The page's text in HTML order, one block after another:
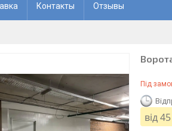
Контакты Отзывы
Під
від